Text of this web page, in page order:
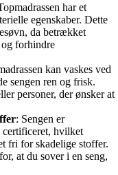
har et
egenskaber. Dette
da betrækket
forhindre
kan vaskes ved
sengen ren og frisk.
personer, der ønsker at
: Sengen er
hvilket
fri for skadelige stoffer.
at du sover i en seng,